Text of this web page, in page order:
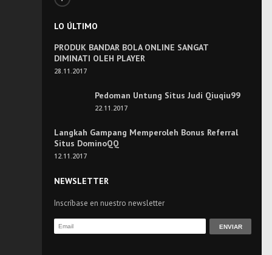
LO ÚLTIMO
PRODUK BANDAR BOLA ONLINE SANGAT
DIMINATI OLEH PLAYER
28.11.2017
Pedoman Untung Situs Judi Qiuqiu99
22.11.2017
Langkah Gampang Memperoleh Bonus Referral
Situs DominoQQ
12.11.2017
NEWSLETTER
Inscríbase en nuestro newsletter